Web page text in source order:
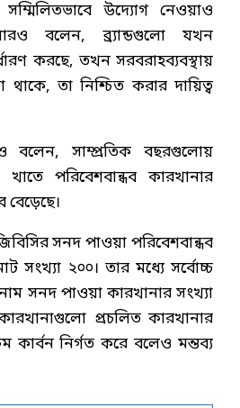
উদ্যোগ নেওয়াও
বলেন, ব্র্যান্ডগুলো যখন
করছে, তখন সরবরাহব্যবস্থায়
থাকে, তা নিশ্চিত করার দায়িত্ব
সাম্প্রতিক বছরগুলোয়
পরিবেশবান্ধব কারখানার
বেড়েছে।
সনদ পাওয়া পরিবেশবান্ধব
সংখ্যা ২০০। তার মধ্যে সর্বোচ্চ
সনদ পাওয়া কারখানার সংখ্যা
প্রচলিত কারখানার
নির্গত করে বলেও মন্তব্য